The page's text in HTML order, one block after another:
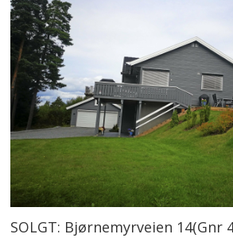
SOLGT: Bjørnemyrveien 14(Gnr